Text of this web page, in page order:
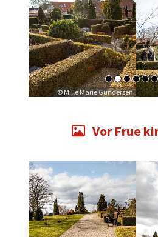
© Mille Marie Gundersen
Vor Frue